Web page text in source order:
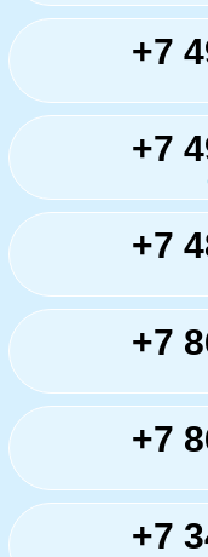
+7
+7
+7
+7
+7
+7